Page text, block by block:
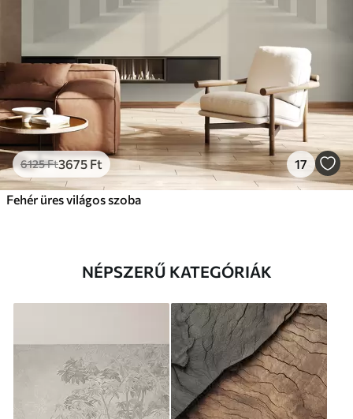
6125Ft3675 Ft 17
Fehér üres világos szoba
NÉPSZERŰ KATEGÓRIÁK